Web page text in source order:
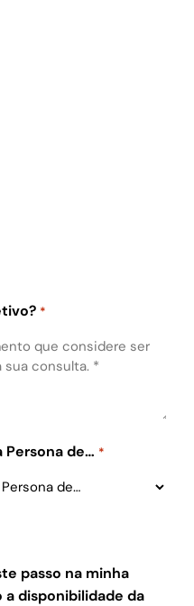
*
Persona de… *
passo na minha
disponibilidade da